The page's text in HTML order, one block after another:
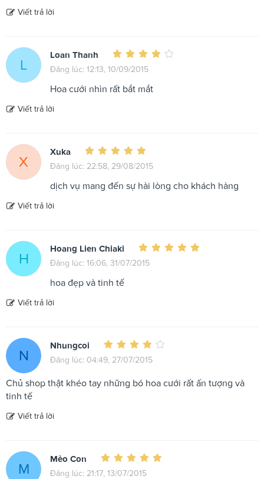
Viết trả lời
L
Loan Thanh
Đăng lúc: 12:13, 10/09/2015
Hoa cưới nhìn rất bắt mắt
Viết trả lời
X
Xuka
Đăng lúc: 22:58, 29/08/2015
dịch vụ mang đến sự hài lòng cho khách hàng
Viết trả lời
H
Hoang Lien Chiaki
Đăng lúc: 16:06, 31/07/2015
hoa đẹp và tinh tế
Viết trả lời
N
Nhungcoi
Đăng lúc: 04:49, 27/07/2015
Chủ shop thật khéo tay những bó hoa cưới rất ấn tượng và
tinh tế
Viết trả lời
M
Mèo Con
Đăng lúc: 21:17, 13/07/2015